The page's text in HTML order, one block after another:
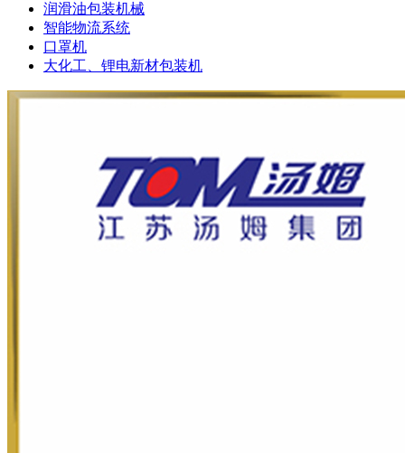
润滑油包装机械
智能物流系统
口罩机
大化工、锂电新材包装机